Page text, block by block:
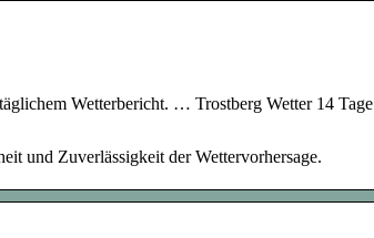
Wetterbericht. … Trostberg Wetter 14 Tage
und Zuverlässigkeit der Wettervorhersage.